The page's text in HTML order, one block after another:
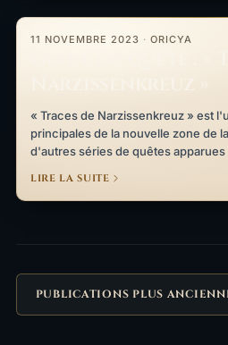
11 NOVEMBRE 2023 · ORICYA
« Traces de Narzissenkreuz » est
principales de la nouvelle zone de
d'autres séries de quêtes
LIRE LA SUITE
Guide de quête : « Traces de
PUBLICATIONS PLUS